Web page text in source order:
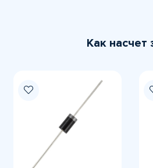
Как насчет